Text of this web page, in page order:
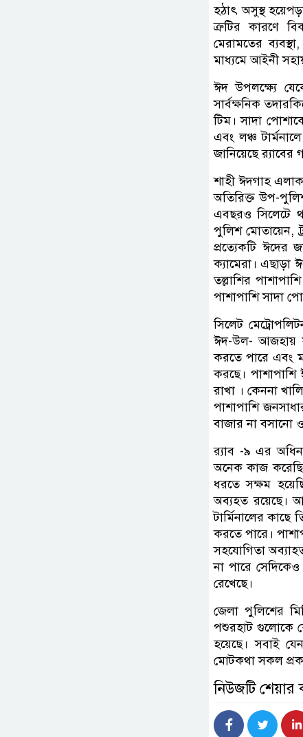
হঠাৎ অসুস্থ
ত্রুটির কারণে
মেরামতের
মাধ্যমে আইনী
ঈদ উপলক্ষ্যে
সার্বক্ষনিক
টিম। সাদা
এবং লঞ্চ
জানিয়েছে র‌্যাবের
শাহী ঈদগাহ
অতিরিক্ত উপ-
এবছরও সিলেটে
পুলিশ মোতায়েন,
প্রত্যেকটি ঈদের
ক্যামেরা। এছাড়া
তল্লাশির
পাশাপাশি সাদা
সিলেট
ঈদ-উল- আজহায়
করতে পারে এবং
করছে। পাশাপাশি
রাখা । কেননা
পাশাপাশি
বাজার না বসানো
র‌্যাব -৯ এর
অনেক কাজ
ধরতে সক্ষম
অব্যহত রয়েছে।
টার্মিনালের
করতে পারে।
সহযোগিতা
না পারে সেদিকেও
রেখেছে।
জেলা পুলিশের
পশুরহাট গুলোকে
হয়েছে। সবাই
মোটকথা সকল
নিউজটি